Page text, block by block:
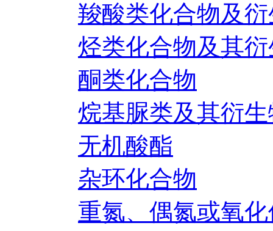
羧酸类化合物及
烃类化合物及其
酮类化合物
烷基脲类及其衍
无机酸酯
杂环化合物
重氮、偶氮或氧